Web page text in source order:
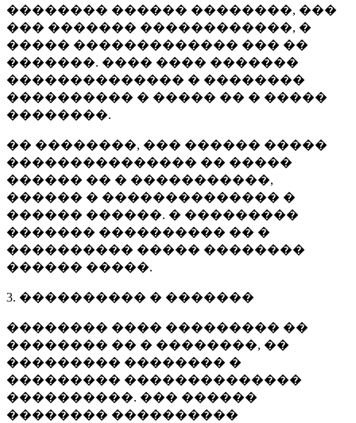
�������� ������ ��������, ���
��� ������� ������������, �
����� ������������� ��� ��
�������. ���� ���� �������
�������������� � ��������
���������� � ����� �� � �����
��������.
�� ��������, ��� ������ �����
��������������� �� �����
������ �� � �����������,
������ � �������������� �
������ ������. � ���������
������� ���������� �� �
���������� ����� ��������
������ �����.
3. ���������� � �������
�������� ���� ��������� ��
�������� �� � ��������, ��
��������� �������� �
��������� ��������������
����������. ��� ������
�������� ����������